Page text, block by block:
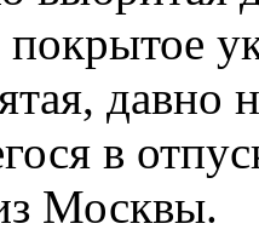
давно
в
Москвы.